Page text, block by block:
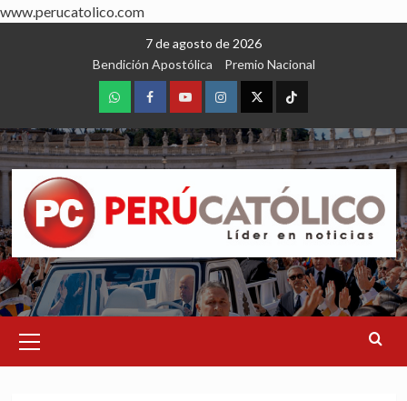
www.perucatolico.com
7 de agosto de 2026
Bendición Apostólica
Premio Nacional
WhatsAppFacebookYoutubeInstagram
X TikTok
Menu